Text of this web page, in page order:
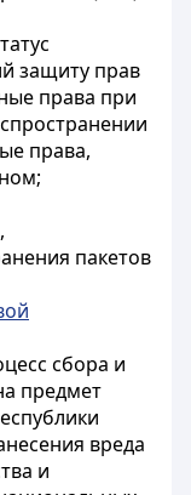
защиту прав
права при
права,
пакетов
сбора и
предмет
вреда
и